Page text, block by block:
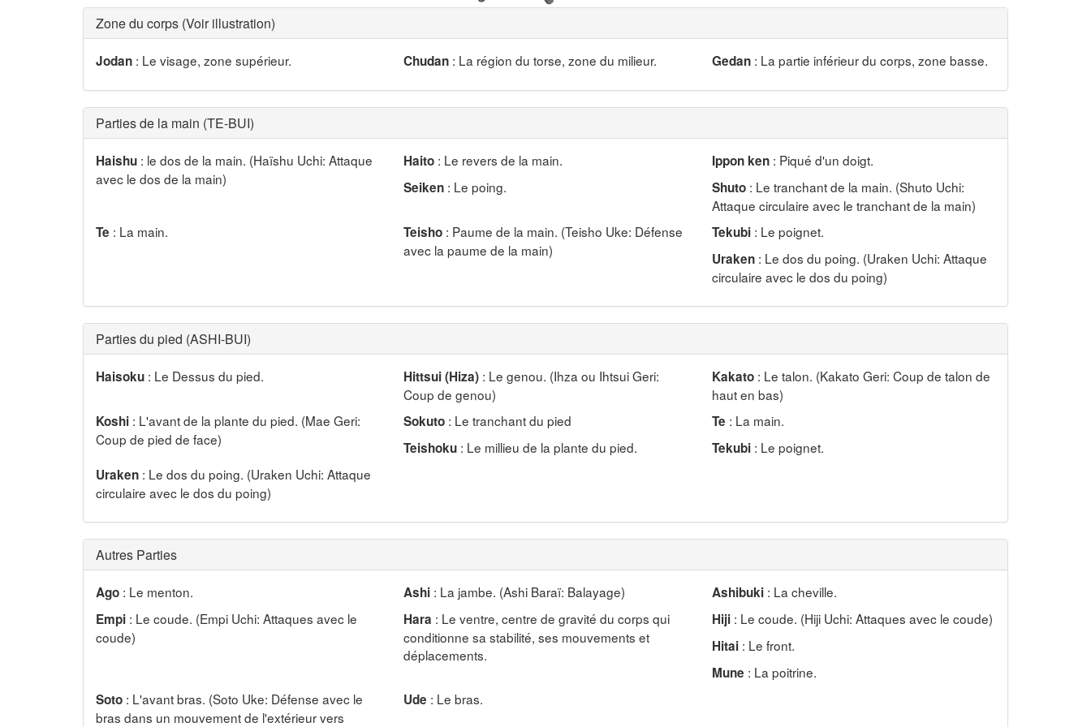
Zone du corps (Voir illustration)
Jodan : Le visage, zone supérieur. Chudan : La région du torse, zone du milieur. Gedan: La partie inférieur du corps, zone basse.
Parties de la main (TE-BUI)
Haishu : le dos de la main. (Haïshu Uchi: Attaque
avec le dos de la main)
Haito : Le revers de la main. Ippon ken: Piqué d'un doigt.
Seiken : Le poing. Shuto: Le tranchant de la main. (Shuto Uchi:
Attaque circulaire avec le tranchant de la main)
Te : La main. Teisho : Paume de la main. (Teisho Uke: Défense
avec la paume de la main)
Tekubi: Le poignet.
Uraken: Le dos du poing. (Uraken Uchi: Attaque
circulaire avec le dos du poing)
Parties du pied (ASHI-BUI)
Haisoku : Le Dessus du pied. Hittsui (Hiza) : Le genou. (Ihza ou Ihtsui Geri:
Coup de genou)
Kakato: Le talon. (Kakato Geri: Coup de talon de
haut en bas)
Koshi : L'avant de la plante du pied. (Mae Geri:
Coup de pied de face)
Sokuto : Le tranchant du pied Te : La main.
Teishoku : Le millieu de la plante du pied. Tekubi: Le poignet.
Uraken : Le dos du poing. (Uraken Uchi: Attaque
circulaire avec le dos du poing)
Autres Parties
Ago : Le menton. Ashi : La jambe. (Ashi Baraï: Balayage) Ashibuki: La cheville.
Empi : Le coude. (Empi Uchi: Attaques avec le
coude)
Hara : Le ventre, centre de gravité du corps qui
conditionne sa stabilité, ses mouvements et
déplacements.
Hiji: Le coude. (Hiji Uchi: Attaques avec le coude)
Hitai: Le front.
Mune : La poitrine.
Soto : L'avant bras. (Soto Uke: Défense avec le
bras dans un mouvement de l'extérieur vers
Ude : Le bras.